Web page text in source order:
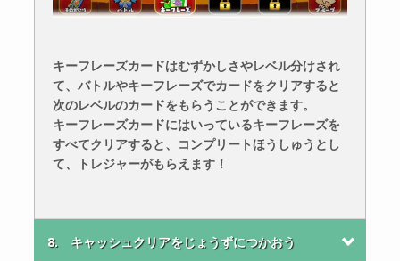
キーフレーズカードはむずかしさやレベル分けされ
て、バトルやキーフレーズでカードをクリアすると
次のレベルのカードをもらうことができます。
キーフレーズカードにはいっているキーフレーズを
すべてクリアすると、コンプリートほうしゅうとし
て、トレジャーがもらえます！
8. キャッシュクリアをじょうずにつかおう